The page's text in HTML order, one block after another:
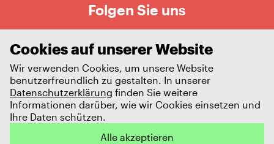
Folgen Sie uns
Cookies auf unserer Website
Wir verwenden Cookies, um unsere Website
benutzerfreundlich zu gestalten. In unserer
Datenschutzerklärung finden Sie weitere
Informationen darüber, wie wir Cookies einsetzen und
Ihre Daten schützen.
Alle akzeptieren